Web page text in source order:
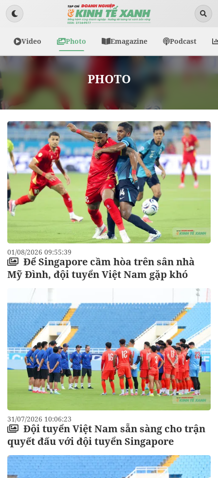
Video Photo Emagazine Podcast
PHOTO
01/08/2026 09:55:39
Để Singapore cầm hòa trên sân nhà
Mỹ Đình, đội tuyển Việt Nam gặp khó
31/07/2026 10:06:23
Đội tuyển Việt Nam sẵn sàng cho trận
quyết đấu với đội tuyển Singapore